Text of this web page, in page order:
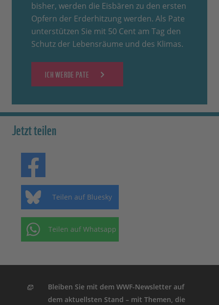
bisher, werden die Eisbären zu den ersten
Opfern der Erderhitzung werden. Als Pate
unterstützen Sie mit 50 Cent am Tag den
Schutz der Lebensräume und des Klimas.
ICH WERDE PATE
Jetzt teilen
Teilen auf Bluesky
Teilen auf Whatsapp
Bleiben Sie mit dem WWF-Newsletter auf
dem aktuellsten Stand – mit Themen, die